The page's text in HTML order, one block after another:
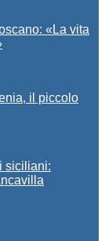
«La vita
il piccolo
siciliani: